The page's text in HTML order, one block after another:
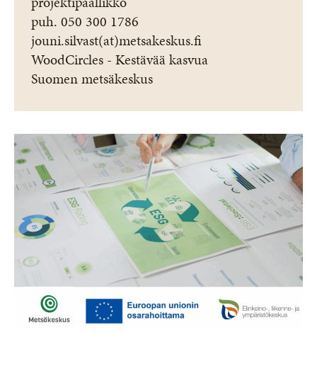
puh. 050 300 1786
jouni.silvast(at)metsakeskus.fi
WoodCircles - Kestävää kasvua
Suomen metsäkeskus